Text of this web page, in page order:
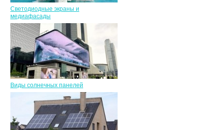
Светодиодные экраны и
медиафасады
Виды солнечных панелей